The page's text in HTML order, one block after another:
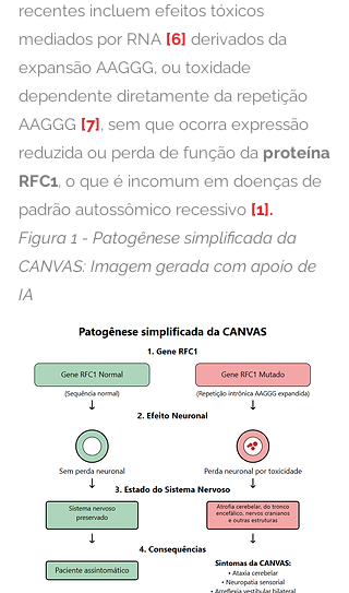
recentes incluem efeitos tóxicos
mediados por RNA [6] derivados da
expansão AAGGG, ou toxidade
dependente diretamente da repetição
AAGGG [7], sem que ocorra expressão
reduzida ou perda de função da proteína
RFC1, o que é incomum em doenças de
padrão autossômico recessivo [1].
Figura 1 - Patogênese simplificada da
CANVAS: Imagem gerada com apoio de
IA